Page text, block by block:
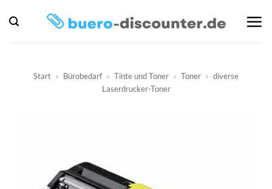
Inhalt
springen
Start » Bürobedarf » Tinte und Toner » Toner » diverse
Laserdrucker-Toner